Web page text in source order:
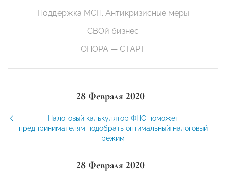
Поддержка МСП. Антикризисные меры
СВОй бизнес
ОПОРА — СТАРТ
28 Февраля 2020
Налоговый калькулятор ФНС поможет
предпринимателям подобрать оптимальный налоговый
режим
28 Февраля 2020